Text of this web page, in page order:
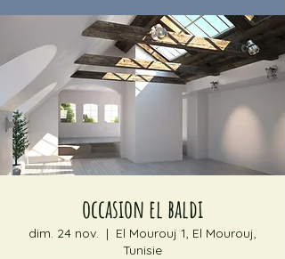
occasion el baldi
dim. 24 nov.
  |
El Mourouj 1, El Mourouj,
Tunisie